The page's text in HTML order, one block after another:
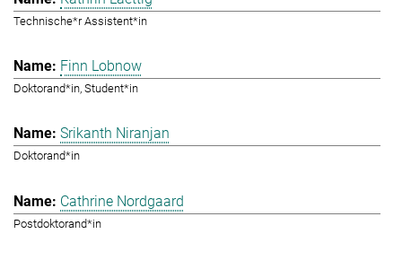
Technische*r Assistent*in
Finn Lobnow
Doktorand*in, Student*in
Srikanth Niranjan
Doktorand*in
Cathrine Nordgaard
Postdoktorand*in